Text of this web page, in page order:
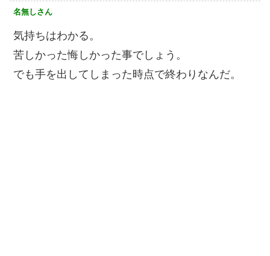
名無しさん
気持ちはわかる。
苦しかった悔しかった事でしょう。
でも手を出してしまった時点で終わりなんだ。